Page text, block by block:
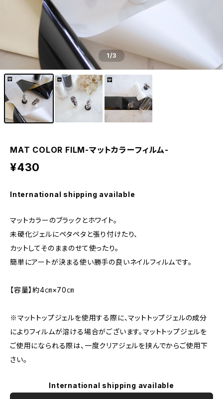
1/3
MAT COLOR FILM-マットカラーフィルム-
¥430
International shipping available
マットカラーのブラックとホワイト。
未硬化ジェルにペタペタと張り付けたり、
カットしてそのままのせて使ったり。
簡単にアートが決まる使い勝手の良いネイルフィルムです。
【容量】約4㎝×70㎝
※マットトップジェルを使用する際に、マットトップジェルの成分
によりフィルムが溶ける場合がございます。マットトップジェルを
ご使用になられる際は、一度クリアジェルを挟んでからご使用下
さい。
International shipping available